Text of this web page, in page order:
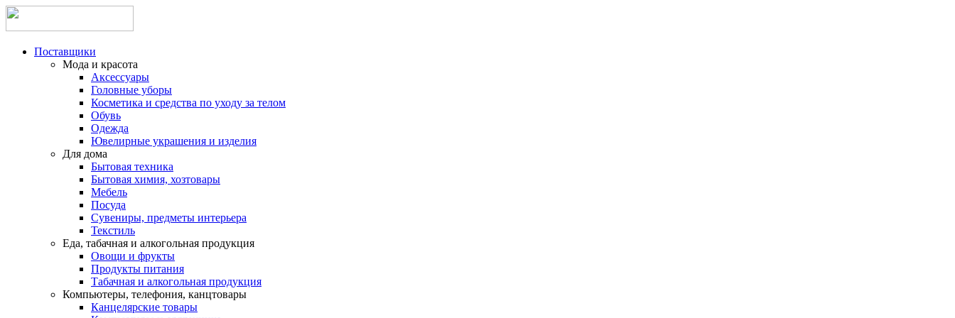
Поставщики
Мода и красота
Аксессуары
Головные уборы
Косметика и средства по уходу за телом
Обувь
Одежда
Ювелирные украшения и изделия
Для дома
Бытовая техника
Бытовая химия, хозтовары
Мебель
Посуда
Сувениры, предметы интерьера
Текстиль
Еда, табачная и алкогольная продукция
Овощи и фрукты
Продукты питания
Табачная и алкогольная продукция
Компьютеры, телефония, канцтовары
Канцелярские товары